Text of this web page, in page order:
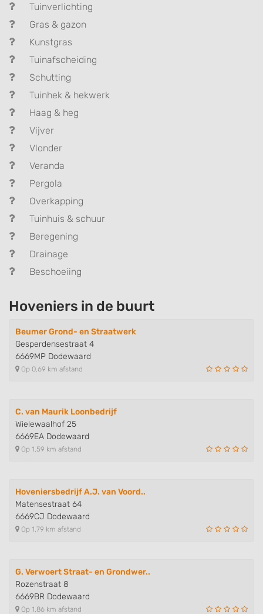
Tuinverlichting
Gras & gazon
Kunstgras
Tuinafscheiding
Schutting
Tuinhek & hekwerk
Haag & heg
Vijver
Vlonder
Veranda
Pergola
Overkapping
Tuinhuis & schuur
Beregening
Drainage
Beschoeiing
Hoveniers in de buurt
Beumer Grond- en Straatwerk
Gesperdensestraat 4
6669MP Dodewaard
Op 0,69 km afstand
C. van Maurik Loonbedrijf
Wielewaalhof 25
6669EA Dodewaard
Op 1,59 km afstand
Hoveniersbedrijf A.J. van Voord..
Matensestraat 64
6669CJ Dodewaard
Op 1,79 km afstand
G. Verwoert Straat- en Grondwer..
Rozenstraat 8
6669BR Dodewaard
Op 1,86 km afstand